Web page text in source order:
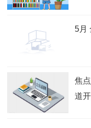
5月
焦
道